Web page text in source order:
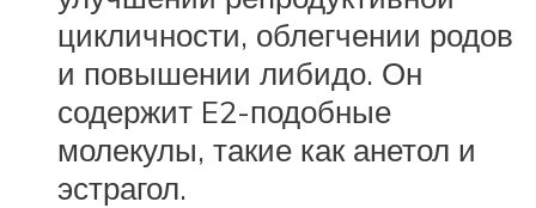
цикличности, облегчении родов
и повышении либидо. Он
содержит E2-подобные
молекулы, такие как анетол и
эстрагол.